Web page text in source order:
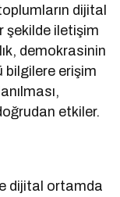
dijital
şekilde iletişim
demokrasinin
bilgilere erişim
etkiler.
dijital ortamda